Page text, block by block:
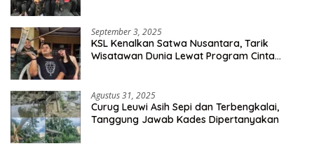
September 3, 2025
KSL Kenalkan Satwa Nusantara, Tarik
Wisatawan Dunia Lewat Program Cinta
Agustus 31, 2025
Curug Leuwi Asih Sepi dan Terbengkalai,
Tanggung Jawab Kades Dipertanyakan